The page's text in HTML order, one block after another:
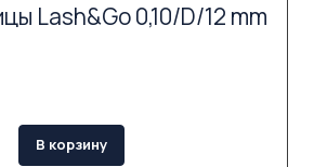
Lash&Go 0,10/D/12 mm
В корзину